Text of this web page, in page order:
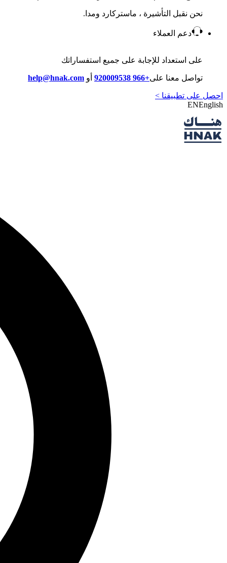
نحن نقبل التأشيرة ، ماستركارد ومدا.
دعم العملاء
على استعداد للإجابة على جميع استفساراتك
تواصل معنا على+966 920009538 أو help@hnak.com
احصل على تطبيقنا >
ENEnglish